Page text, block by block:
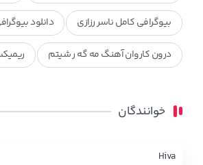
بیوگرافی کامل ناسر رزازی دانلود
درون کاروان آهنگ مه گه ر شیتم
محمد جزا
چاو من
خوانندگان
Hiva